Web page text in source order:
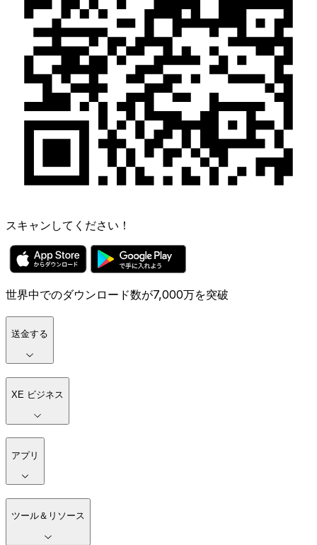
スキャンしてください！
世界中でのダウンロード数が7,000万を突破
送金する
XE ビジネス
アプリ
ツール＆リソース